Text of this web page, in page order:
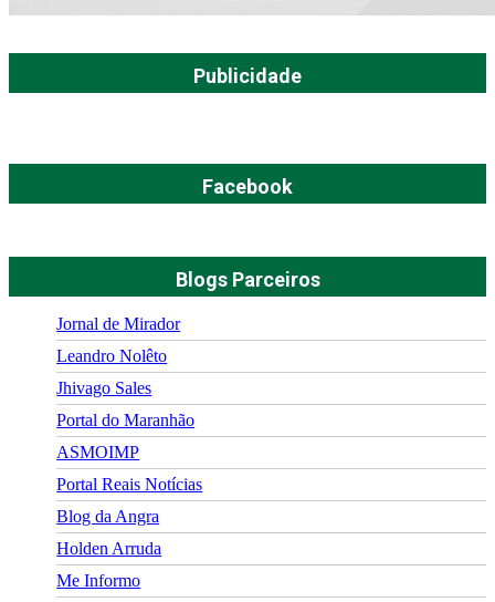
Publicidade
Facebook
Blogs Parceiros
Jornal de Mirador
Leandro Nolêto
Jhivago Sales
Portal do Maranhão
ASMOIMP
Portal Reais Notí­cias
Blog da Angra
Holden Arruda
Me Informo